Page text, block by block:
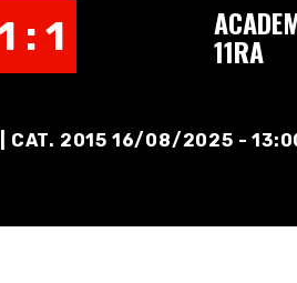
: 1 11RA
| CAT. 2015 16/08/2025 -